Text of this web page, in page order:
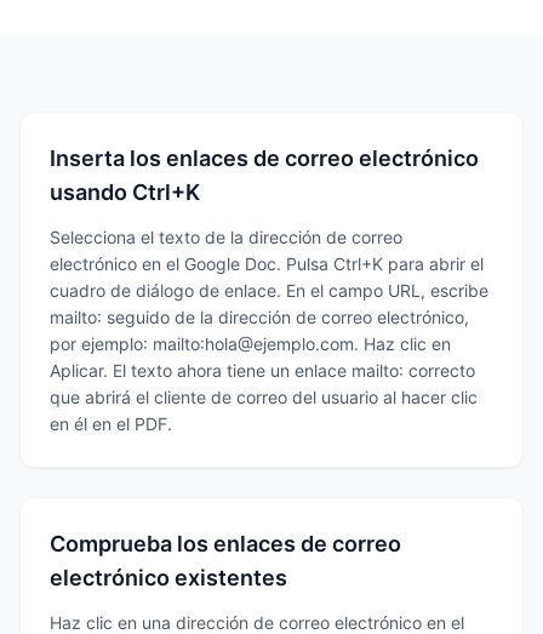
Inserta los enlaces de correo electrónico
usando Ctrl+K
Selecciona el texto de la dirección de correo
electrónico en el Google Doc. Pulsa Ctrl+K para abrir el
cuadro de diálogo de enlace. En el campo URL, escribe
mailto: seguido de la dirección de correo electrónico,
por ejemplo: mailto:hola@ejemplo.com. Haz clic en
Aplicar. El texto ahora tiene un enlace mailto: correcto
que abrirá el cliente de correo del usuario al hacer clic
en él en el PDF.
Comprueba los enlaces de correo
electrónico existentes
Haz clic en una dirección de correo electrónico en el